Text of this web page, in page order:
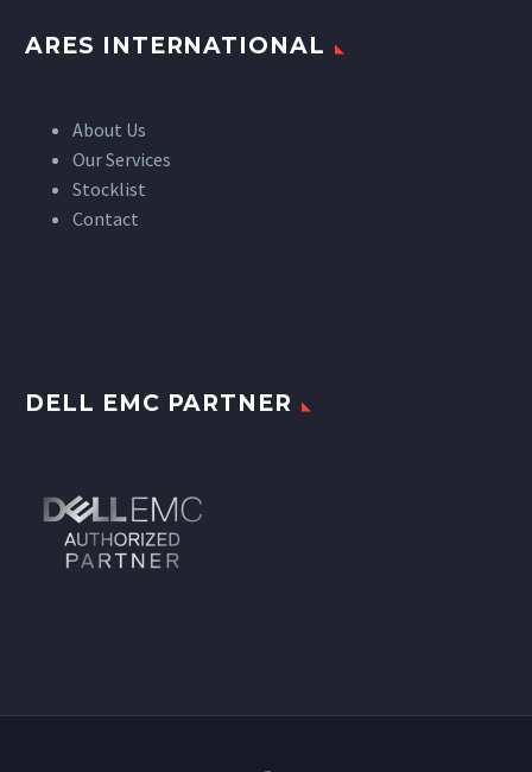
ARES INTERNATIONAL
About Us
Our Services
Stocklist
Contact
DELL EMC PARTNER